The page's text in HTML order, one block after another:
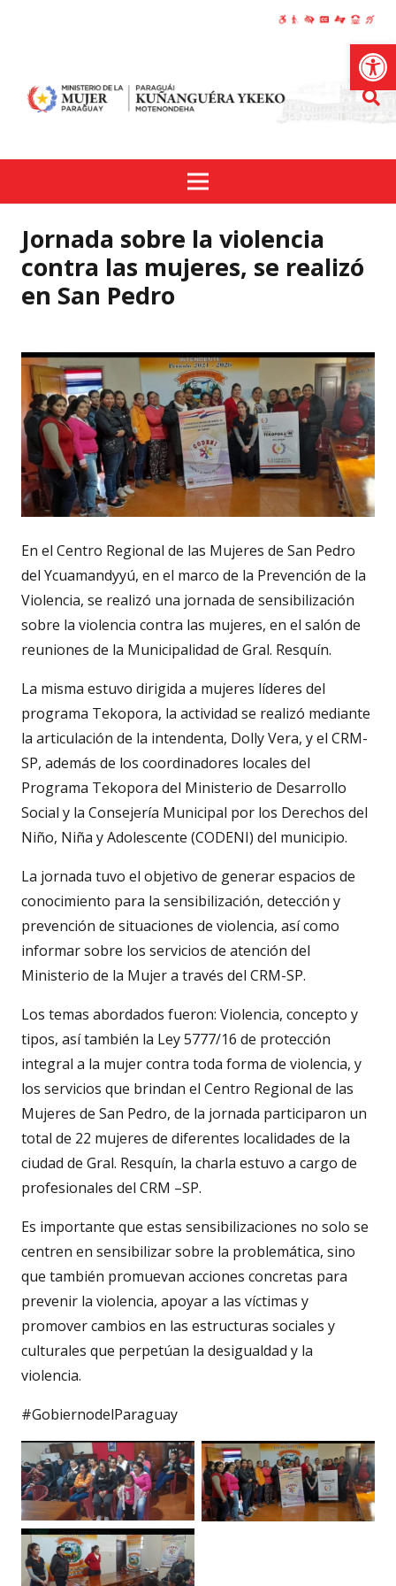
Jornada sobre la violencia
contra las mujeres, se realizó
en San Pedro
En el Centro Regional de las Mujeres de San Pedro
del Ycuamandyyú, en el marco de la Prevención de la
Violencia, se realizó una jornada de sensibilización
sobre la violencia contra las mujeres, en el salón de
reuniones de la Municipalidad de Gral. Resquín.
La misma estuvo dirigida a mujeres líderes del
programa Tekopora, la actividad se realizó mediante
la articulación de la intendenta, Dolly Vera, y el CRM-
SP, además de los coordinadores locales del
Programa Tekopora del Ministerio de Desarrollo
Social y la Consejería Municipal por los Derechos del
Niño, Niña y Adolescente (CODENI) del municipio.
La jornada tuvo el objetivo de generar espacios de
conocimiento para la sensibilización, detección y
prevención de situaciones de violencia, así como
informar sobre los servicios de atención del
Ministerio de la Mujer a través del CRM-SP.
Los temas abordados fueron: Violencia, concepto y
tipos, así también la Ley 5777/16 de protección
integral a la mujer contra toda forma de violencia, y
los servicios que brindan el Centro Regional de las
Mujeres de San Pedro, de la jornada participaron un
total de 22 mujeres de diferentes localidades de la
ciudad de Gral. Resquín, la charla estuvo a cargo de
profesionales del CRM –SP.
Es importante que estas sensibilizaciones no solo se
centren en sensibilizar sobre la problemática, sino
que también promuevan acciones concretas para
prevenir la violencia, apoyar a las víctimas y
promover cambios en las estructuras sociales y
culturales que perpetúan la desigualdad y la
violencia.
#GobiernodelParaguay